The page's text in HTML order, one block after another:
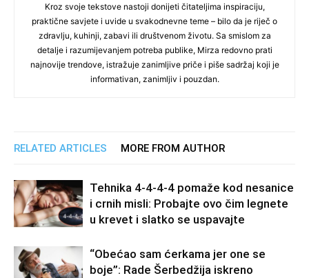
Kroz svoje tekstove nastoji donijeti čitateljima inspiraciju,
praktične savjete i uvide u svakodnevne teme – bilo da je riječ o
zdravlju, kuhinji, zabavi ili društvenom životu. Sa smislom za
detalje i razumijevanjem potreba publike, Mirza redovno prati
najnovije trendove, istražuje zanimljive priče i piše sadržaj koji je
informativan, zanimljiv i pouzdan.
RELATED ARTICLES MORE FROM AUTHOR
Tehnika 4-4-4-4 pomaže kod nesanice
i crnih misli: Probajte ovo čim legnete
u krevet i slatko se uspavajte
“Obećao sam ćerkama jer one se
boje”: Rade Šerbedžija iskreno